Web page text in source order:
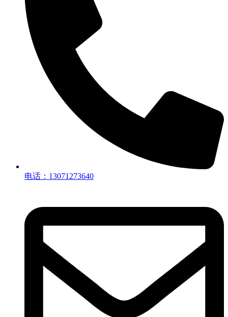
电话：13071273640